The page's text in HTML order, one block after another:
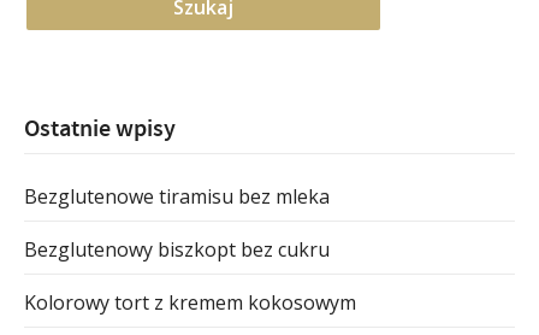
Ostatnie wpisy
Bezglutenowe tiramisu bez mleka
Bezglutenowy biszkopt bez cukru
Kolorowy tort z kremem kokosowym